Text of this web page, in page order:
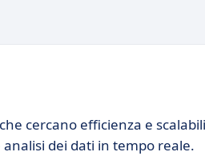
cercano efficienza e
dei dati in tempo reale.